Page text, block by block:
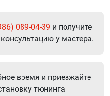
089-04-39 и получите
у мастера.
время и приезжайте
тюнинга.